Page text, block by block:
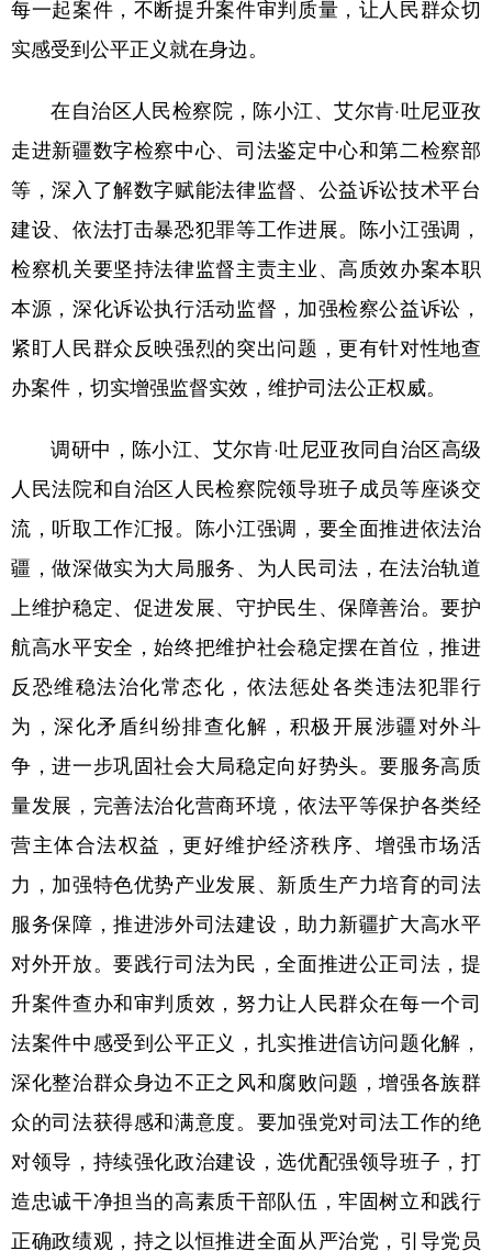
每一起案件，不断提升案件审判质量，让人民群众切
实感受到公平正义就在身边。
在自治区人民检察院，陈小江、艾尔肯·吐尼亚孜
走进新疆数字检察中心、司法鉴定中心和第二检察部
等，深入了解数字赋能法律监督、公益诉讼技术平台
建设、依法打击暴恐犯罪等工作进展。陈小江强调，
检察机关要坚持法律监督主责主业、高质效办案本职
本源，深化诉讼执行活动监督，加强检察公益诉讼，
紧盯人民群众反映强烈的突出问题，更有针对性地查
办案件，切实增强监督实效，维护司法公正权威。
调研中，陈小江、艾尔肯·吐尼亚孜同自治区高级
人民法院和自治区人民检察院领导班子成员等座谈交
流，听取工作汇报。陈小江强调，要全面推进依法治
疆，做深做实为大局服务、为人民司法，在法治轨道
上维护稳定、促进发展、守护民生、保障善治。要护
航高水平安全，始终把维护社会稳定摆在首位，推进
反恐维稳法治化常态化，依法惩处各类违法犯罪行
为，深化矛盾纠纷排查化解，积极开展涉疆对外斗
争，进一步巩固社会大局稳定向好势头。要服务高质
量发展，完善法治化营商环境，依法平等保护各类经
营主体合法权益，更好维护经济秩序、增强市场活
力，加强特色优势产业发展、新质生产力培育的司法
服务保障，推进涉外司法建设，助力新疆扩大高水平
对外开放。要践行司法为民，全面推进公正司法，提
升案件查办和审判质效，努力让人民群众在每一个司
法案件中感受到公平正义，扎实推进信访问题化解，
深化整治群众身边不正之风和腐败问题，增强各族群
众的司法获得感和满意度。要加强党对司法工作的绝
对领导，持续强化政治建设，选优配强领导班子，打
造忠诚干净担当的高素质干部队伍，牢固树立和践行
正确政绩观，持之以恒推进全面从严治党，引导党员